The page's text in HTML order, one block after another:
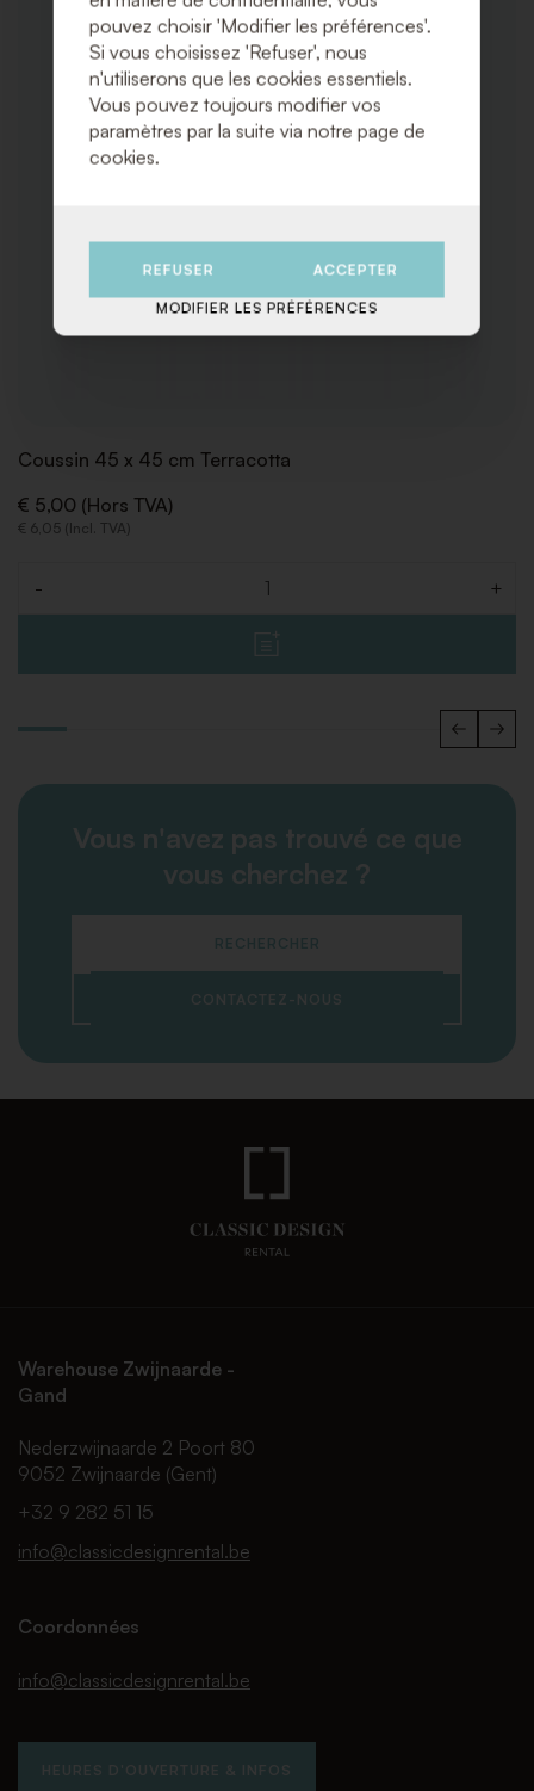
Coussin 45 x 45 cm Terracotta
€ 5,00 (Hors TVA)
€ 6,05 (Incl. TVA)
- +
Vous n'avez pas trouvé ce que
vous cherchez ?
RECHERCHER
CONTACTEZ-NOUS
Warehouse Zwijnaarde -
Gand
Nederzwijnaarde 2 Poort 80
9052 Zwijnaarde (Gent)
+32 9 282 51 15
info@classicdesignrental.be
Coordonnées
info@classicdesignrental.be
HEURES D'OUVERTURE & INFOS
pouvez choisir 'Modifier les préférences'.
Si vous choisissez 'Refuser', nous
n'utiliserons que les cookies essentiels.
Vous pouvez toujours modifier vos
paramètres par la suite via notre page de
cookies.
REFUSER ACCEPTER
MODIFIER LES PRÉFÉRENCES